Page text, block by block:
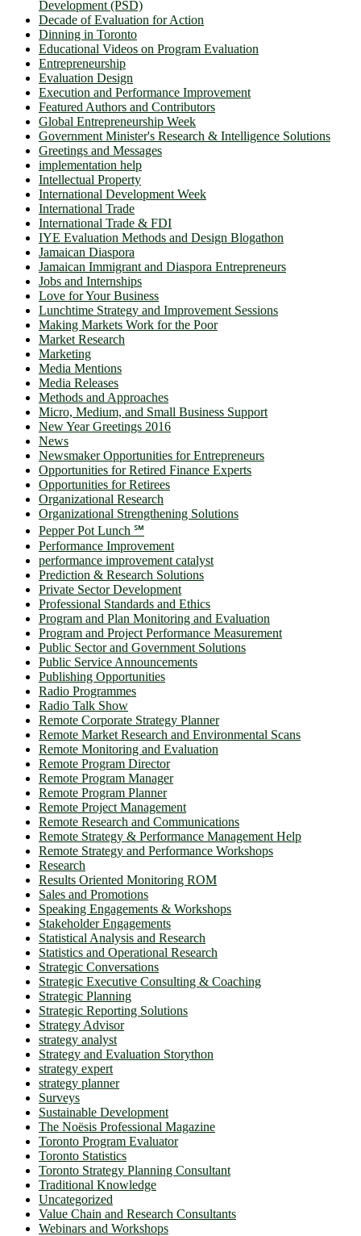
Development (PSD)
Decade of Evaluation for Action
Dinning in Toronto
Educational Videos on Program Evaluation
Entrepreneurship
Evaluation Design
Execution and Performance Improvement
Featured Authors and Contributors
Global Entrepreneurship Week
Government Minister's Research & Intelligence Solutions
Greetings and Messages
implementation help
Intellectual Property
International Development Week
International Trade
International Trade & FDI
IYE Evaluation Methods and Design Blogathon
Jamaican Diaspora
Jamaican Immigrant and Diaspora Entrepreneurs
Jobs and Internships
Love for Your Business
Lunchtime Strategy and Improvement Sessions
Making Markets Work for the Poor
Market Research
Marketing
Media Mentions
Media Releases
Methods and Approaches
Micro, Medium, and Small Business Support
New Year Greetings 2016
News
Newsmaker Opportunities for Entrepreneurs
Opportunities for Retired Finance Experts
Opportunities for Retirees
Organizational Research
Organizational Strengthening Solutions
Pepper Pot Lunch ℠
Performance Improvement
performance improvement catalyst
Prediction & Research Solutions
Private Sector Development
Professional Standards and Ethics
Program and Plan Monitoring and Evaluation
Program and Project Performance Measurement
Public Sector and Government Solutions
Public Service Announcements
Publishing Opportunities
Radio Programmes
Radio Talk Show
Remote Corporate Strategy Planner
Remote Market Research and Environmental Scans
Remote Monitoring and Evaluation
Remote Program Director
Remote Program Manager
Remote Program Planner
Remote Project Management
Remote Research and Communications
Remote Strategy & Performance Management Help
Remote Strategy and Performance Workshops
Research
Results Oriented Monitoring ROM
Sales and Promotions
Speaking Engagements & Workshops
Stakeholder Engagements
Statistical Analysis and Research
Statistics and Operational Research
Strategic Conversations
Strategic Executive Consulting & Coaching
Strategic Planning
Strategic Reporting Solutions
Strategy Advisor
strategy analyst
Strategy and Evaluation Storython
strategy expert
strategy planner
Surveys
Sustainable Development
The Noësis Professional Magazine
Toronto Program Evaluator
Toronto Statistics
Toronto Strategy Planning Consultant
Traditional Knowledge
Uncategorized
Value Chain and Research Consultants
Webinars and Workshops